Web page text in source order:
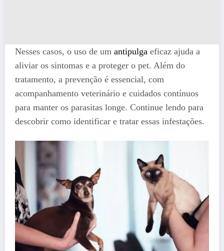
Nesses casos, o uso de um antipulga eficaz ajuda a
aliviar os sintomas e a proteger o pet. Além do
tratamento, a prevenção é essencial, com
acompanhamento veterinário e cuidados contínuos
para manter os parasitas longe. Continue lendo para
descobrir como identificar e tratar essas infestações.